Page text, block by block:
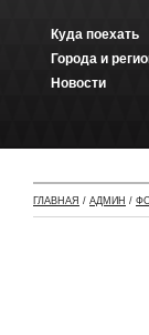
Куда поехать
Города и
Новости
ГЛАВНАЯ / АДМИН /